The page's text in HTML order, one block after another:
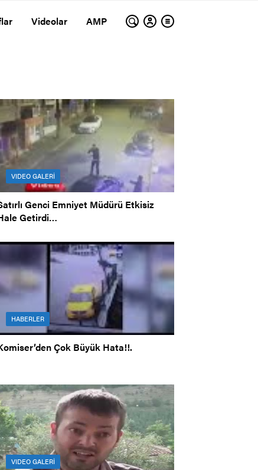
Videolar AMP
VIDEO GALERİ
Genci Emniyet Müdürü Etkisiz
Getirdi…
HABERLER
Çok Büyük Hata!!.
VIDEO GALERİ